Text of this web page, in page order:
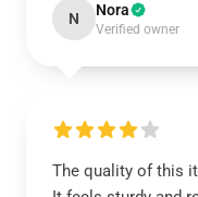
N Nora
Verified owner
The quality of this